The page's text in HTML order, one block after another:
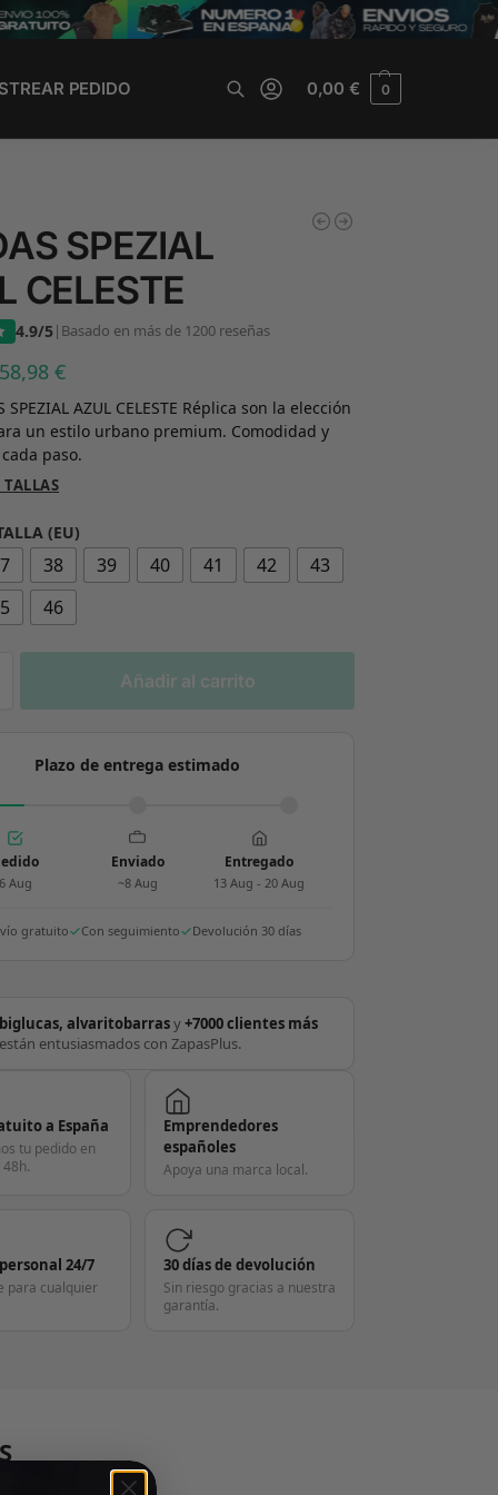
PEDIDO 0,00€ 0
SPEZIAL
CELESTE
4.9/5| Basado en más de 1200 reseñas
58,98€
SPEZIAL AZUL CELESTE Réplica son la elección
un estilo urbano premium. Comodidad y
paso.
(EU)
38 39 40 41 42
43
46
Añadir al carrito
Plazo de entrega estimado
Aug
Enviado
~8 Aug
Entregado
13 Aug - 20 Aug
gratuito Con seguimiento Devolución 30 días
biglucas, alvaritobarrasy+7000 clientes más
están entusiasmados con ZapasPlus.
a España
tu pedido en
Emprendedores
españoles
Apoya una marca local.
24/7
para cualquier
30 días de devolución
Sin riesgo gracias a nuestra
garantía.